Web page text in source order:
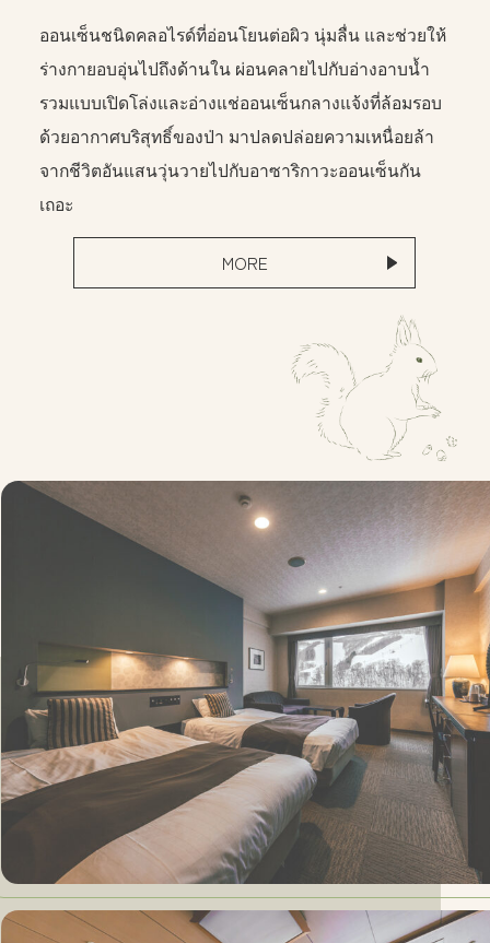
ออนเซ็นชนิดคลอไรด์ที่อ่อนโยนต่อผิว นุ่มลื่น และช่วยให้
ร่างกายอบอุ่นไปถึงด้านใน ผ่อนคลายไปกับอ่างอาบน้ำ
รวมแบบเปิดโล่งและอ่างแช่ออนเซ็นกลางแจ้งที่ล้อมรอบ
ด้วยอากาศบริสุทธิ์ของป่า มาปลดปล่อยความเหนื่อยล้า
จากชีวิตอันแสนวุ่นวายไปกับอาซาริกาวะออนเซ็นกัน
เถอะ
MORE